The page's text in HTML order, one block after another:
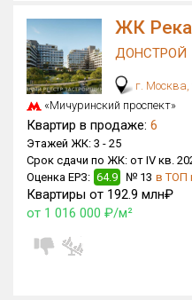
Блокированных домов
Домов с апартаментами
Поселков таунхаусов
Многоквартирных домов
Блокированных домов
Домов с апартаментами
Квартир, апартаментов,
блоков в БД
ЖК Река
ДОНСТРОЙ
г. Москва,
«Мичуринский проспект»
Квартир в продаже: 6
Этажей ЖК: 3 - 25
Срок сдачи по ЖК: от IV кв.
Оценка ЕРЗ: 64.9 № 13 в ТОП
Квартиры от 192.9 млн₽
от 1 016 000 ₽/м²